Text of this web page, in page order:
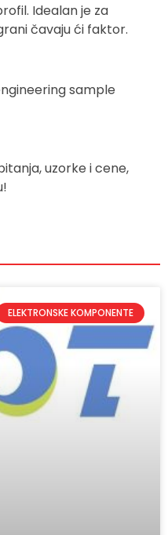
Idealan je za
čavaju ći faktor.
sample
uzorke i cene,
ELEKTRONSKE KOMPONENTE